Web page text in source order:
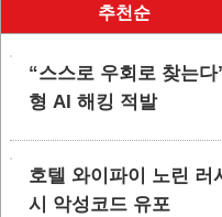
추천순
“스스로 우회로 찾는
형 AI 해킹 적발
호텔 와이파이 노린 러
시 악성코드 유포